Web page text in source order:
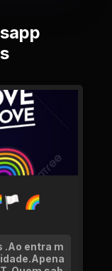
🌈
.Ao entra m